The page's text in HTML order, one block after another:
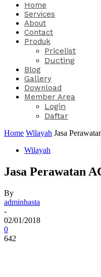
Home
Services
About
Contact
Produk
Pricelist
Ducting
Blog
Gallery
Download
Member Area
Login
Daftar
Home Wilayah Jasa
Wilayah
Jasa Perawatan
By
adminhasta
-
02/01/2018
0
642